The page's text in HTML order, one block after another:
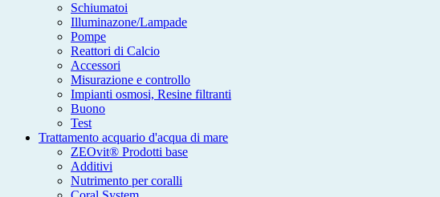
Schiumatoi
Illuminazone/Lampade
Pompe
Reattori di Calcio
Accessori
Misurazione e controllo
Impianti osmosi, Resine filtranti
Buono
Test
Trattamento acquario d'acqua di mare
ZEOvit® Prodotti base
Additivi
Nutrimento per coralli